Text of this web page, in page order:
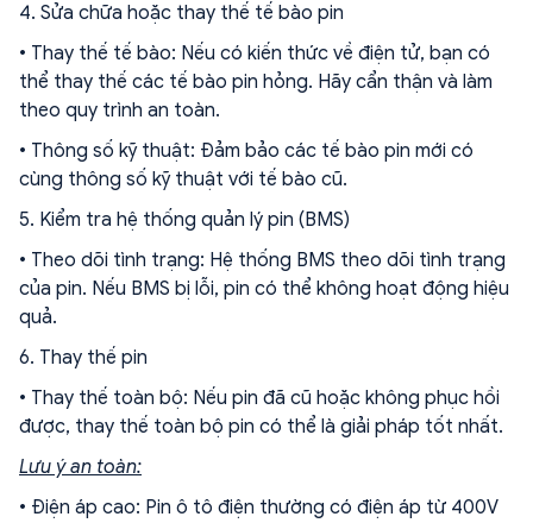
4. Sửa chữa hoặc thay thế tế bào pin
• Thay thế tế bào: Nếu có kiến thức về điện tử, bạn có
thể thay thế các tế bào pin hỏng. Hãy cẩn thận và làm
theo quy trình an toàn.
• Thông số kỹ thuật: Đảm bảo các tế bào pin mới có
cùng thông số kỹ thuật với tế bào cũ.
5. Kiểm tra hệ thống quản lý pin (BMS)
• Theo dõi tình trạng: Hệ thống BMS theo dõi tình trạng
của pin. Nếu BMS bị lỗi, pin có thể không hoạt động hiệu
quả.
6. Thay thế pin
• Thay thế toàn bộ: Nếu pin đã cũ hoặc không phục hồi
được, thay thế toàn bộ pin có thể là giải pháp tốt nhất.
Lưu ý an toàn:
• Điện áp cao: Pin ô tô điện thường có điện áp từ 400V